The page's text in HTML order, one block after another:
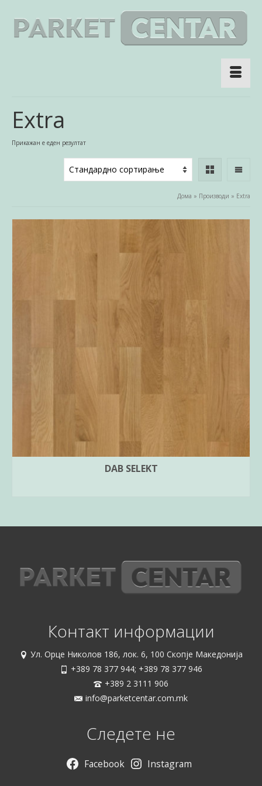
Extra
Прикажан е еден резултат
Дома » Производи » Extra
DAB SELEKT
Контакт информации
Ул. Орце Николов 186, лок. 6, 100 Скопје Македонија
+389 78 377 944; +389 78 377 946
+389 2 3111 906
info@parketcentar.com.mk
Следете не
Facebook Instagram